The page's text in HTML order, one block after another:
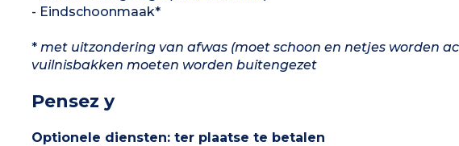
- Eindschoonmaak*
* met uitzondering van afwas (moet schoon en netjes worden
vuilnisbakken moeten worden buitengezet
Pensez y
Optionele diensten: ter plaatse te betalen